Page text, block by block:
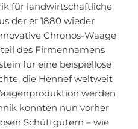
für landwirtschaftliche
der er 1880 wieder
Chronos-Waage
des Firmennamens
für eine beispiellose
die Hennef weltweit
werden
konnten nun vorher
Schüttgütern – wie